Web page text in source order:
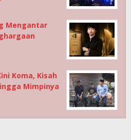
Mengantar
Koma, Kisah
Mimpinya